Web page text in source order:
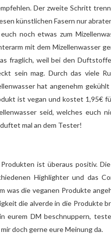
Der zweite Schritt
künstlichen Fasern nur
noch etwas zum
mit dem Mizellenwasser
fraglich, weil bei den
sein mag. Durch das viele
hat angenehm
ist vegan und kostet 1,95€
seid, welches
mal an dem Tester!
ist überaus positiv.
Highlighter und das
was die veganen Produkte
die alverde in die Produkte
eurem DM beschnuppern,
doch gerne eure Meinung da.